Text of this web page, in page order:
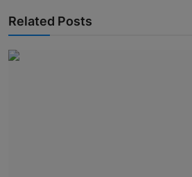
Related Posts